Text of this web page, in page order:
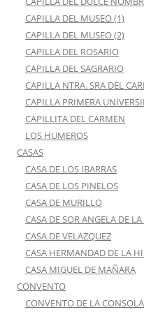
CAPILLA DEL MUSEO (1)
CAPILLA DEL MUSEO (2)
CAPILLA DEL ROSARIO
CAPILLA DEL SAGRARIO
CAPILLA NTRA. SRA DEL
CAPILLA PRIMERA
CAPILLITA DEL CARMEN
LOS HUMEROS
CASAS
CASA DE LOS IBARRAS
CASA DE LOS PINELOS
CASA DE MURILLO
CASA DE SOR ANGELA DE
CASA DE VELAZQUEZ
CASA HERMANDAD DE LA
CASA MIGUEL DE MAÑARA
CONVENTO
CONVENTO DE LA